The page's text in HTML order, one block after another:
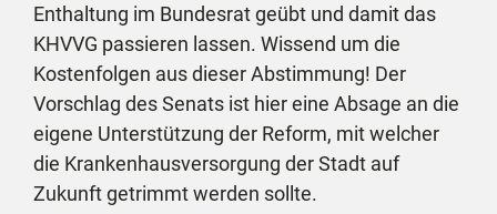
Enthaltung im Bundesrat geübt und damit das
KHVVG passieren lassen. Wissend um die
Kostenfolgen aus dieser Abstimmung! Der
Vorschlag des Senats ist hier eine Absage an die
eigene Unterstützung der Reform, mit welcher
die Krankenhausversorgung der Stadt auf
Zukunft getrimmt werden sollte.